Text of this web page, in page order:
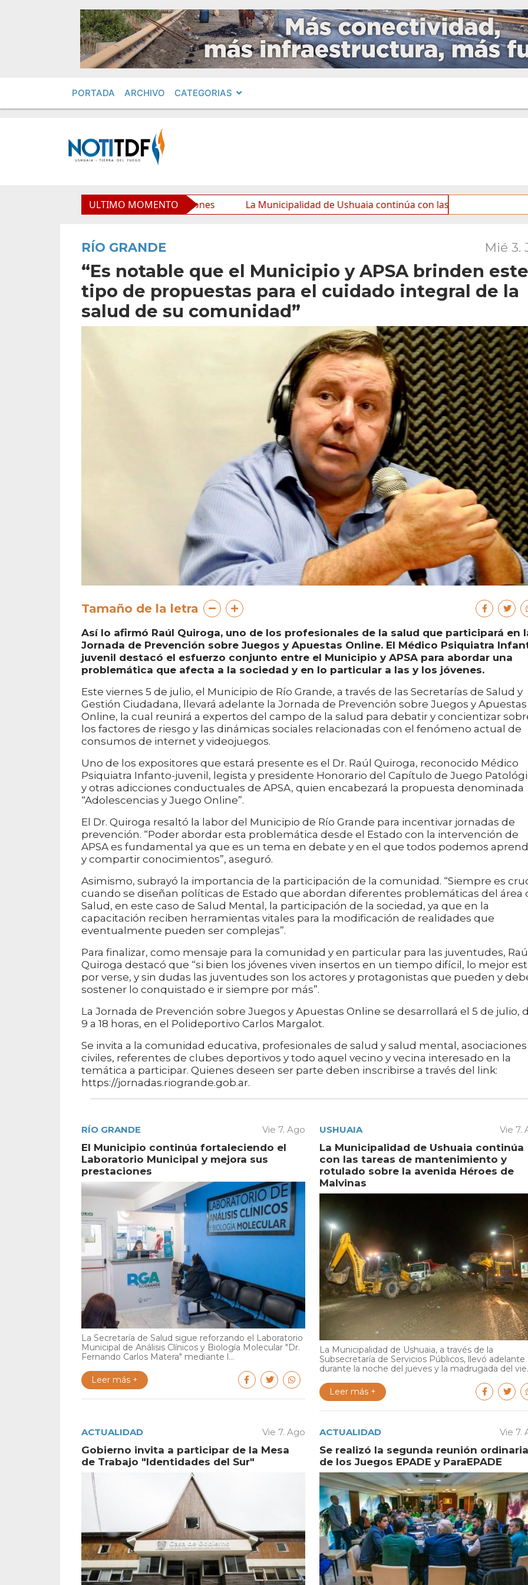
PORTADA ARCHIVO CATEGORIAS
ULTIMO MOMENTO
y mejora sus prestaciones La Municipalidad de Ushuaia continúa con las tareas de mantenimiento
RÍO GRANDE Mié 3.
“Es notable que el Municipio y APSA brinden este
tipo de propuestas para el cuidado integral de la
salud de su comunidad”
Tamaño de la letra
Así lo afirmó Raúl Quiroga, uno de los profesionales de la salud que participará en
Jornada de Prevención sobre Juegos y Apuestas Online. El Médico Psiquiatra
juvenil destacó el esfuerzo conjunto entre el Municipio y APSA para abordar una
problemática que afecta a la sociedad y en lo particular a las y los jóvenes.
Este viernes 5 de julio, el Municipio de Río Grande, a través de las Secretarías de Salud y
Gestión Ciudadana, llevará adelante la Jornada de Prevención sobre Juegos y Apuestas
Online, la cual reunirá a expertos del campo de la salud para debatir y concientizar
los factores de riesgo y las dinámicas sociales relacionadas con el fenómeno actual de
consumos de internet y videojuegos.
Uno de los expositores que estará presente es el Dr. Raúl Quiroga, reconocido Médico
Psiquiatra Infanto-juvenil, legista y presidente Honorario del Capítulo de Juego
y otras adicciones conductuales de APSA, quien encabezará la propuesta denominada
“Adolescencias y Juego Online”.
El Dr. Quiroga resaltó la labor del Municipio de Río Grande para incentivar jornadas de
prevención. “Poder abordar esta problemática desde el Estado con la intervención de
APSA es fundamental ya que es un tema en debate y en el que todos podemos
y compartir conocimientos”, aseguró.
Asimismo, subrayó la importancia de la participación de la comunidad. “Siempre es
cuando se diseñan políticas de Estado que abordan diferentes problemáticas del área
Salud, en este caso de Salud Mental, la participación de la sociedad, ya que en la
capacitación reciben herramientas vitales para la modificación de realidades que
eventualmente pueden ser complejas”.
Para finalizar, como mensaje para la comunidad y en particular para las juventudes,
Quiroga destacó que “si bien los jóvenes viven insertos en un tiempo difícil, lo mejor
por verse, y sin dudas las juventudes son los actores y protagonistas que pueden y
sostener lo conquistado e ir siempre por más”.
La Jornada de Prevención sobre Juegos y Apuestas Online se desarrollará el 5 de julio,
9 a 18 horas, en el Polideportivo Carlos Margalot.
Se invita a la comunidad educativa, profesionales de salud y salud mental, asociaciones
civiles, referentes de clubes deportivos y todo aquel vecino y vecina interesado en la
temática a participar. Quienes deseen ser parte deben inscribirse a través del link:
https://jornadas.riogrande.gob.ar.
RÍO GRANDE Vie 7. Ago
El Municipio continúa fortaleciendo el
Laboratorio Municipal y mejora sus
prestaciones
La Secretaría de Salud sigue reforzando el Laboratorio
Municipal de Análisis Clínicos y Biología Molecular "Dr.
Fernando Carlos Matera" mediante l...
Leer más +
USHUAIA Vie 7.
La Municipalidad de Ushuaia continúa
con las tareas de mantenimiento y
rotulado sobre la avenida Héroes de
Malvinas
La Municipalidad de Ushuaia, a través de la
Subsecretaría de Servicios Públicos, llevó adelante
durante la noche del jueves y la madrugada del
Leer más +
ACTUALIDAD Vie 7. Ago
Gobierno invita a participar de la Mesa
de Trabajo "Identidades del Sur"
ACTUALIDAD Vie 7.
Se realizó la segunda reunión ordinaria
de los Juegos EPADE y ParaEPADE